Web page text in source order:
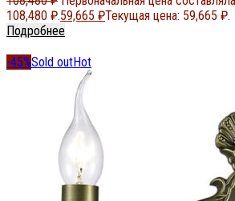
108,480 ₽.59,665 ₽Текущая цена: 59,665 ₽.
Подробнее
-45%Sold outHot